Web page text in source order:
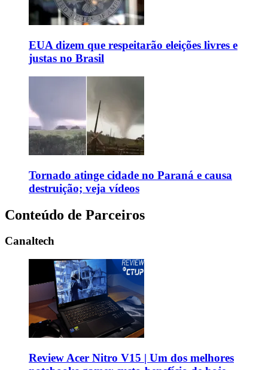
EUA dizem que respeitarão eleições livres e
justas no Brasil
Tornado atinge cidade no Paraná e causa
destruição; veja vídeos
Conteúdo de Parceiros
Canaltech
Review Acer Nitro V15 | Um dos melhores